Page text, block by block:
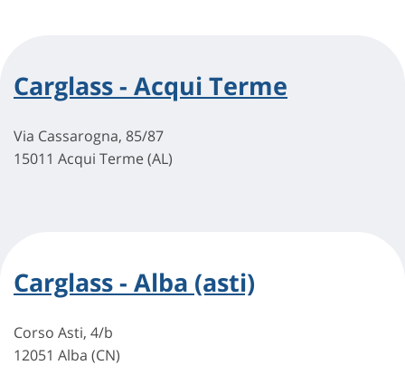
Carglass - Acqui Terme
Via Cassarogna, 85/87
15011 Acqui Terme (AL)
Carglass - Alba (asti)
Corso Asti, 4/b
12051 Alba (CN)